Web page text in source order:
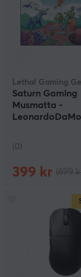
Lethal Gaming
Saturn Gaming
Musmatta -
(0)
399 kr